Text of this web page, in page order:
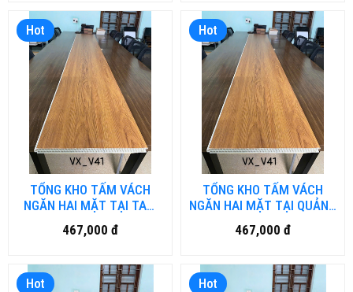
Hot
TỔNG KHO TẤM VÁCH
NGĂN HAI MẶT TẠI TAM
KỲ
467,000 đ
Hot
TỔNG KHO TẤM VÁCH
NGĂN HAI MẶT TẠI QUẢNG
NAM
467,000 đ
Hot Hot